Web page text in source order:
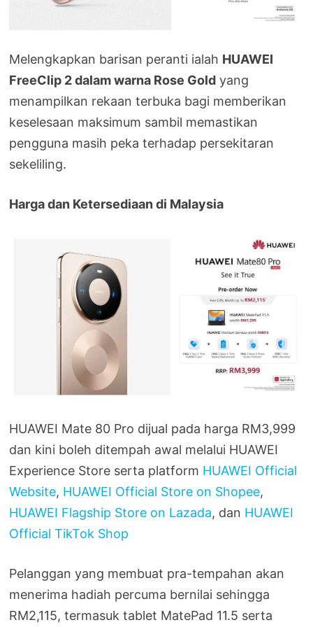
Melengkapkan barisan peranti ialah HUAWEI
FreeClip 2 dalam warna Rose Gold yang
menampilkan rekaan terbuka bagi memberikan
keselesaan maksimum sambil memastikan
pengguna masih peka terhadap persekitaran
sekeliling.
Harga dan Ketersediaan di Malaysia
HUAWEI Mate 80 Pro dijual pada harga RM3,999
dan kini boleh ditempah awal melalui HUAWEI
Experience Store serta platform HUAWEI Official
Website, HUAWEI Official Store on Shopee,
HUAWEI Flagship Store on Lazada, dan HUAWEI
Official TikTok Shop
Pelanggan yang membuat pra-tempahan akan
menerima hadiah percuma bernilai sehingga
RM2,115, termasuk tablet MatePad 11.5 serta